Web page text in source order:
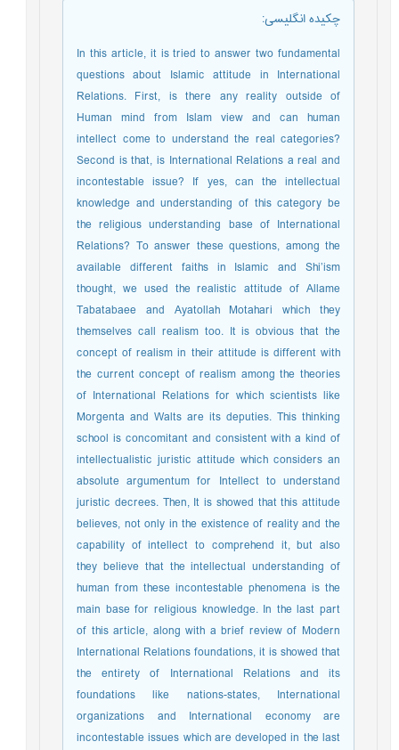
چکیده انگلیسی:
In this article, it is tried to answer two fundamental
questions about Islamic attitude in International
Relations. First, is there any reality outside of
Human mind from Islam view and can human
intellect come to understand the real categories?
Second is that, is International Relations a real and
incontestable issue? If yes, can the intellectual
knowledge and understanding of this category be
the religious understanding base of International
Relations? To answer these questions, among the
available different faiths in Islamic and Shi’ism
thought, we used the realistic attitude of Allame
Tabatabaee and Ayatollah Motahari which they
themselves call realism too. It is obvious that the
concept of realism in their attitude is different with
the current concept of realism among the theories
of International Relations for which scientists like
Morgenta and Walts are its deputies. This thinking
school is concomitant and consistent with a kind of
intellectualistic juristic attitude which considers an
absolute argumentum for Intellect to understand
juristic decrees. Then, It is showed that this attitude
believes, not only in the existence of reality and the
capability of intellect to comprehend it, but also
they believe that the intellectual understanding of
human from these incontestable phenomena is the
main base for religious knowledge. In the last part
of this article, along with a brief review of Modern
International Relations foundations, it is showed that
the entirety of International Relations and its
foundations like nations-states, International
organizations and International economy are
incontestable issues which are developed in the last